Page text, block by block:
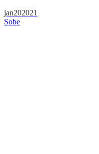
jan202021
Sobe